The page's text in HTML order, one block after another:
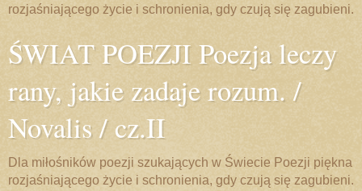
rozjaśniającego życie i schronienia, gdy czują się zagubieni.
ŚWIAT POEZJI Poezja leczy
rany, jakie zadaje rozum. /
Novalis / cz.II
Dla miłośników poezji szukających w Świecie Poezji piękna
rozjaśniającego życie i schronienia, gdy czują się zagubieni.